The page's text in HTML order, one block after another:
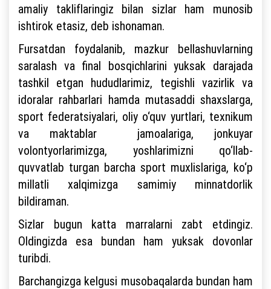
amaliy takliflaringiz bilan sizlar ham munosib
ishtirok etasiz, deb ishonaman.
Fursatdan foydalanib, mazkur bellashuvlarning
saralash va final bosqichlarini yuksak darajada
tashkil etgan hududlarimiz, tegishli vazirlik va
idoralar rahbarlari hamda mutasaddi shaxslarga,
sport federatsiyalari, oliy o‘quv yurtlari, texnikum
va maktablar jamoalariga, jonkuyar
volontyorlarimizga, yoshlarimizni qo‘llab-
quvvatlab turgan barcha sport muxlislariga, ko‘p
millatli xalqimizga samimiy minnatdorlik
bildiraman.
Sizlar bugun katta marralarni zabt etdingiz.
Oldingizda esa bundan ham yuksak dovonlar
turibdi.
Barchangizga kelgusi musobaqalarda bundan ham